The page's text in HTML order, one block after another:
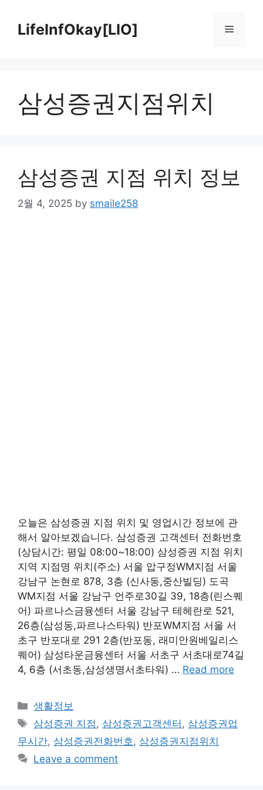
contentLifeInfOkay[LIO] Menu
삼성증권지점위치
삼성증권 지점 위치 정보
2월 4, 2025 by smaile258
오늘은 삼성증권 지점 위치 및 영업시간 정보에 관
해서 알아보겠습니다. 삼성증권 고객센터 전화번호
(상담시간: 평일 08:00~18:00) 삼성증권 지점 위치
지역 지점명 위치(주소) 서울 압구정WM지점 서울
강남구 논현로 878, 3층 (신사동,중산빌딩) 도곡
WM지점 서울 강남구 언주로30길 39, 18층(린스퀘
어) 파르나스금융센터 서울 강남구 테헤란로 521,
26층(삼성동,파르나스타워) 반포WM지점 서울 서
초구 반포대로 291 2층(반포동, 래미안원베일리스
퀘어) 삼성타운금융센터 서울 서초구 서초대로74길
4, 6층 (서초동,삼성생명서초타워) … Read more
Categories
생활정보
Tags
삼성증권 지점 , 삼성증권고객센터 , 삼성증권업
무시간, 삼성증권전화번호 , 삼성증권지점위치
Leave a comment